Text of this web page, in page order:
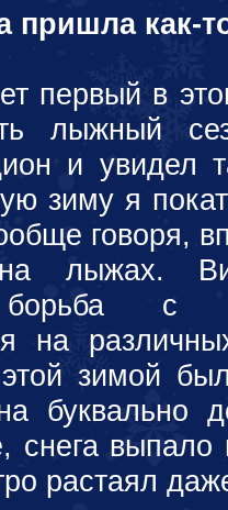
пришла как-
первый в
лыжный
и увидел
зиму я
говоря,
лыжах.
борьба с
на
этой зимой
буквально
снега
растаял